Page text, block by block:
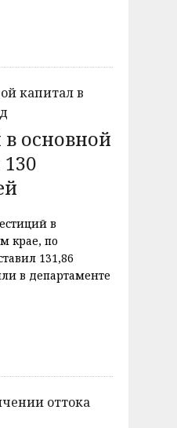
основной
в
крае, по
131,86
в департаменте